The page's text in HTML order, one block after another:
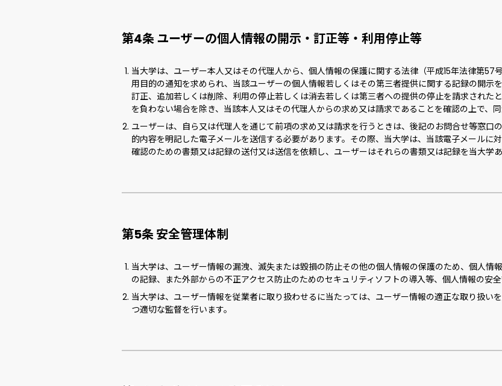
第4条 ユーザーの個人情報の開示・訂正等・利用停止等
当大学は、ユーザー本人又はその代理人から、個人情報の保護に関する法律（平成15年法律第57
用目的の通知を求められ、当該ユーザーの個人情報若しくはその第三者提供に関する記録の開示
訂正、追加若しくは削除、利用の停止若しくは消去若しくは第三者への提供の停止を請求された
を負わない場合を除き、当該本人又はその代理人からの求め又は請求であることを確認の上で、
ユーザーは、自ら又は代理人を通じて前項の求め又は請求を行うときは、後記のお問合せ等窓口
的内容を明記した電子メールを送信する必要があります。その際、当大学は、当該電子メールに
確認のための書類又は記録の送付又は送信を依頼し、ユーザーはそれらの書類又は記録を当大学
第5条 安全管理体制
当大学は、ユーザー情報の漏洩、滅失または毀損の防止その他の個人情報の保護のため、個人情
の記録、また外部からの不正アクセス防止のためのセキュリティソフトの導入等、個人情報の安
当大学は、ユーザー情報を従業者に取り扱わせるに当たっては、ユーザー情報の適正な取り扱い
つ適切な監督を行います。